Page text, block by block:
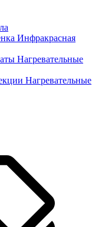
Инфракрасная
Нагревательные
Нагревательные